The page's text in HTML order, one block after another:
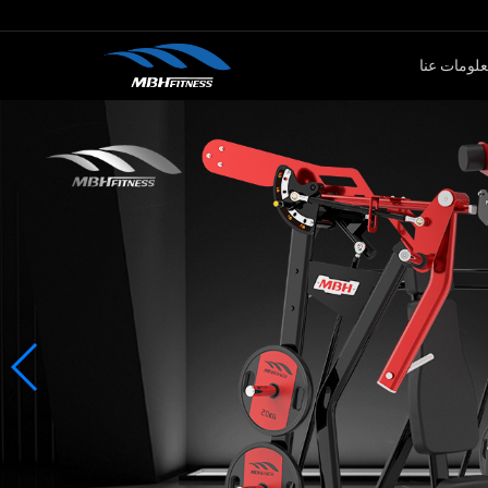
عنا
جهاز لياقة بدنية
جهاز إليبتيكال
سلسلةMTM
سلسلةXMDM